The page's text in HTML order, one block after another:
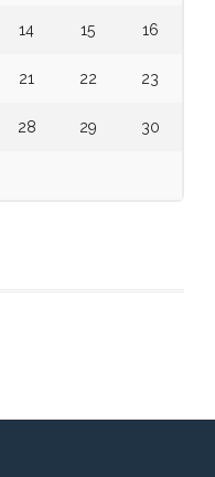
14 15 16
21 22 23
28 29 30